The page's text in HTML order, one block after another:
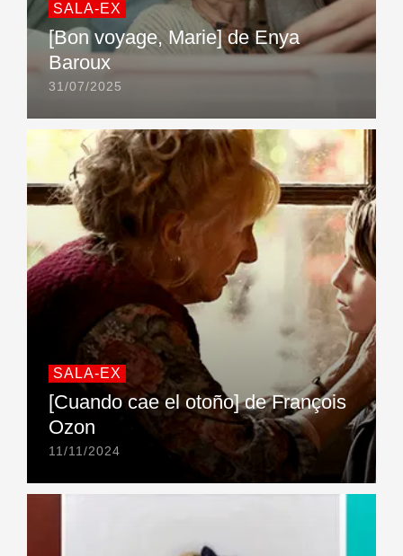
SALA-EX
[Bon voyage, Marie] de Enya
Baroux
31/07/2025
SALA-EX
[Cuando cae el otoño] de François
Ozon
11/11/2024